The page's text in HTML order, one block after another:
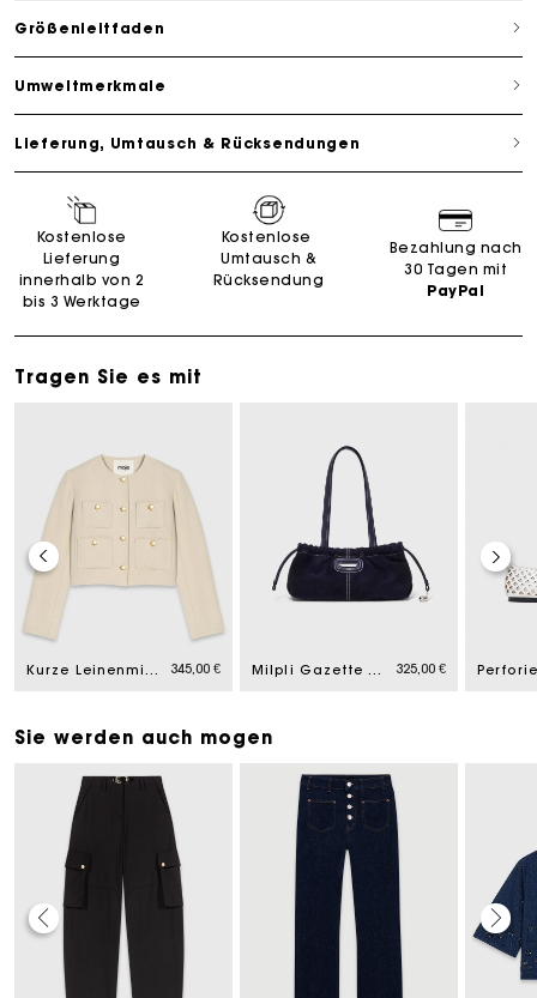
Größenleitfaden
Umweltmerkmale
Lieferung, Umtausch & Rücksendungen
Kostenlose
Lieferung
innerhalb von 2
bis 3 Werktage
Kostenlose
Umtausch &
Rücksendung
Bezahlung nach
30 Tagen mit
PayPal
Tragen Sie es mit
Kurze Leinenmix-Jacke 345,00 € Milpli Gazette Velours abgesteppt 325,00 €
Sie werden auch mogen
Die Maje-Geschenkkarte: Die beste Möglichkeit, das
perfekte Geschenk zu machen